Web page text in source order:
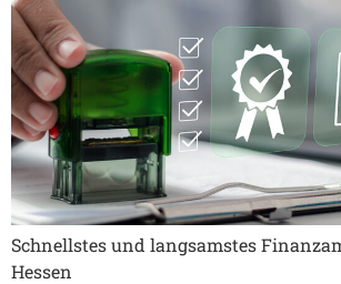
Schnellstes und langsamstes
Hessen